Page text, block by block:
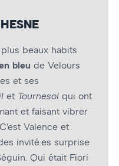
beaux habits
bleu de Velours
et ses
et Tournesol qui ont
et faisant vibrer
Valence et
invité.es surprise
Qui était Fiori